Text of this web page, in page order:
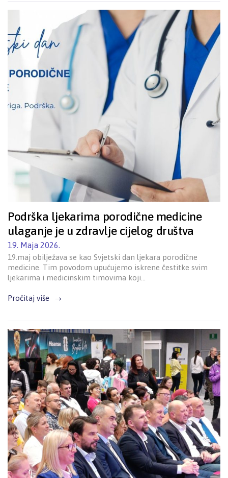
Podrška ljekarima porodične medicine
ulaganje je u zdravlje cijelog društva
19. Maja 2026.
19.maj obilježava se kao Svjetski dan ljekara porodične
medicine. Tim povodom upućujemo iskrene čestitke svim
ljekarima i medicinskim timovima koji…
Pročitaj više